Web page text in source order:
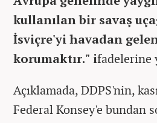
kullanılan bir savaş
İsviçre'yi havadan
korumaktır." ifadelerine
Açıklamada, DDPS'nin,
Federal Konsey'e bundan